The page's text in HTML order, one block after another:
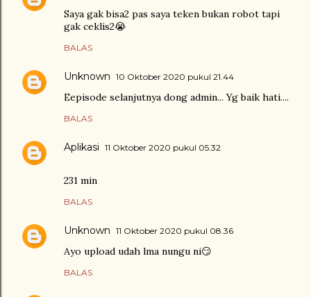
Saya gak bisa2 pas saya teken bukan robot tapi
gak ceklis2😭
BALAS
Unknown 10 Oktober 2020 pukul 21.44
Eepisode selanjutnya dong admin... Yg baik hati....
BALAS
Aplikasi 11 Oktober 2020 pukul 05.32
231 min
BALAS
Unknown 11 Oktober 2020 pukul 08.36
Ayo upload udah lma nungu ni😏
BALAS